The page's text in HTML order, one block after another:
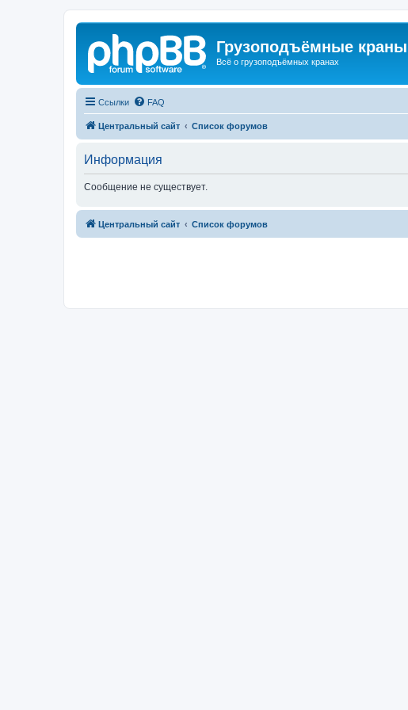
Грузоподъёмные краны
Всё о грузоподъёмных кранах
Ссылки FAQ
Центральный сайт Список форумов
Информация
Сообщение не существует.
Центральный сайт Список форумов